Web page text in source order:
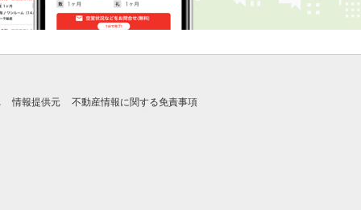
情報提供元 不動産情報に関する免責事項